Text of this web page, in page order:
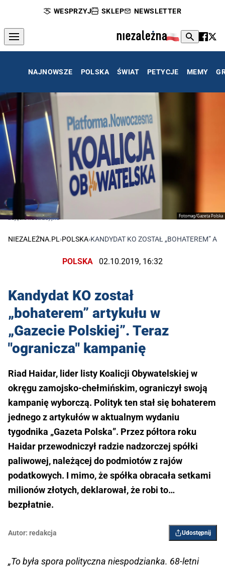
WESPRZYJ SKLEP NEWSLETTER
NAJNOWSZE POLSKA ŚWIAT PETYCJE MEMY
Fotomag/Gazeta Polska
zdjęcie ilustracyjne
NIEZALEŻNA.PL›POLSKA›KANDYDAT KO ZOSTAŁ „BOHATEREM”
POLSKA 02.10.2019, 16:32
Kandydat KO został
„bohaterem” artykułu w
„Gazecie Polskiej”. Teraz
"ogranicza" kampanię
Riad Haidar, lider listy Koalicji Obywatelskiej w
okręgu zamojsko-chełmińskim, ograniczył swoją
kampanię wyborczą. Polityk ten stał się bohaterem
jednego z artykułów w aktualnym wydaniu
tygodnika „Gazeta Polska”. Przez półtora roku
Haidar przewodniczył radzie nadzorczej spółki
paliwowej, należącej do podmiotów z rajów
podatkowych. I mimo, że spółka obracała setkami
milionów złotych, deklarował, że robi to…
bezpłatnie.
Autor: redakcja Udostępnij
„To była spora polityczna niespodzianka. 68-letni